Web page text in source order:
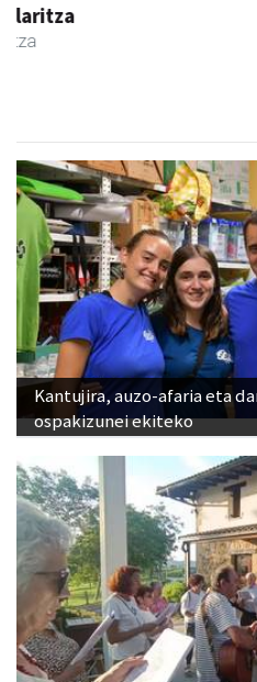
Adats ileapaindegi eta
Andoain
Kantujira, auzo-afaria eta
ospakizunei ekiteko